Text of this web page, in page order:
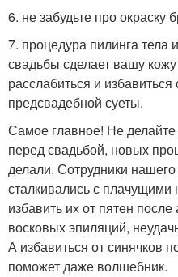
6. не забудьте про окраску
7. процедура пилинга тела
свадьбы сделает вашу
расслабиться и
предсвадебной суеты.
Самое главное! Не делайте
перед свадьбой, новых
делали. Сотрудники
сталкивались с
избавить их от пятен
восковых эпиляций,
А избавиться от синячков
поможет даже волшебник.